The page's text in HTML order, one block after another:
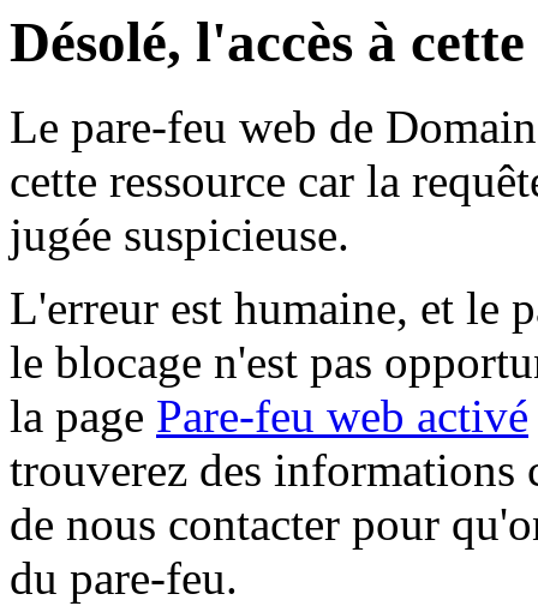
Désolé, l'accès à
Le pare-feu web de
cette ressource car la
jugée suspicieuse.
L'erreur est humaine, et le
le blocage n'est pas
la page Pare-feu web activé
trouverez des informations
de nous contacter pour
du pare-feu.